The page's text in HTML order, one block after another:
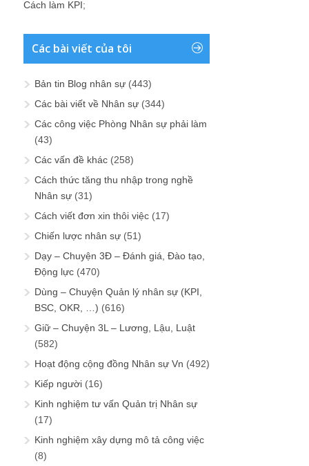
Cách làm KPI;
Các bài viết của tôi
Bản tin Blog nhân sự (443)
Các bài viết về Nhân sự (344)
Các công việc Phòng Nhân sự phải làm
(43)
Các vấn đề khác (258)
Cách thức tăng thu nhập trong nghề
Nhân sự (31)
Cách viết đơn xin thôi việc (17)
Chiến lược nhân sự (51)
Dạy – Chuyện 3Đ – Đánh giá, Đào tạo,
Động lực (470)
Dùng – Chuyện Quản lý nhân sự (KPI,
BSC, OKR, …) (616)
Giữ – Chuyện 3L – Lương, Lậu, Luật
(582)
Hoạt động cộng đồng Nhân sự Vn (492)
Kiếp người (16)
Kinh nghiệm tư vấn Quản trị Nhân sự
(17)
Kinh nghiệm xây dựng mô tả công việc
(8)